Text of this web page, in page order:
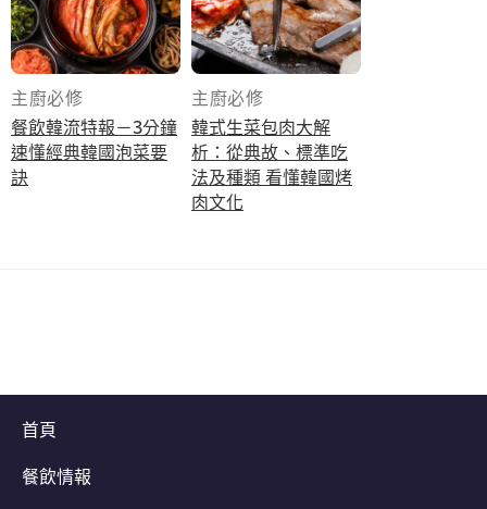
主廚必修
餐飲韓流特報－3分鐘
速懂經典韓國泡菜要
訣
主廚必修
韓式生菜包肉大解
析：從典故、標準吃
法及種類 看懂韓國烤
肉文化
首頁
餐飲情報